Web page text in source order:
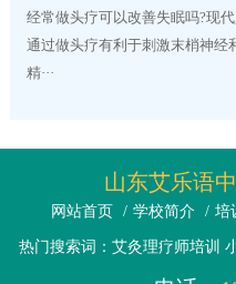
经常做头疗可以改善失眠吗?现
通过做头疗有利于刺激末梢神经
精···
山东艾乐语
网站首页 / 学校简介 / 培
热门搜索词：艾灸理疗师培训